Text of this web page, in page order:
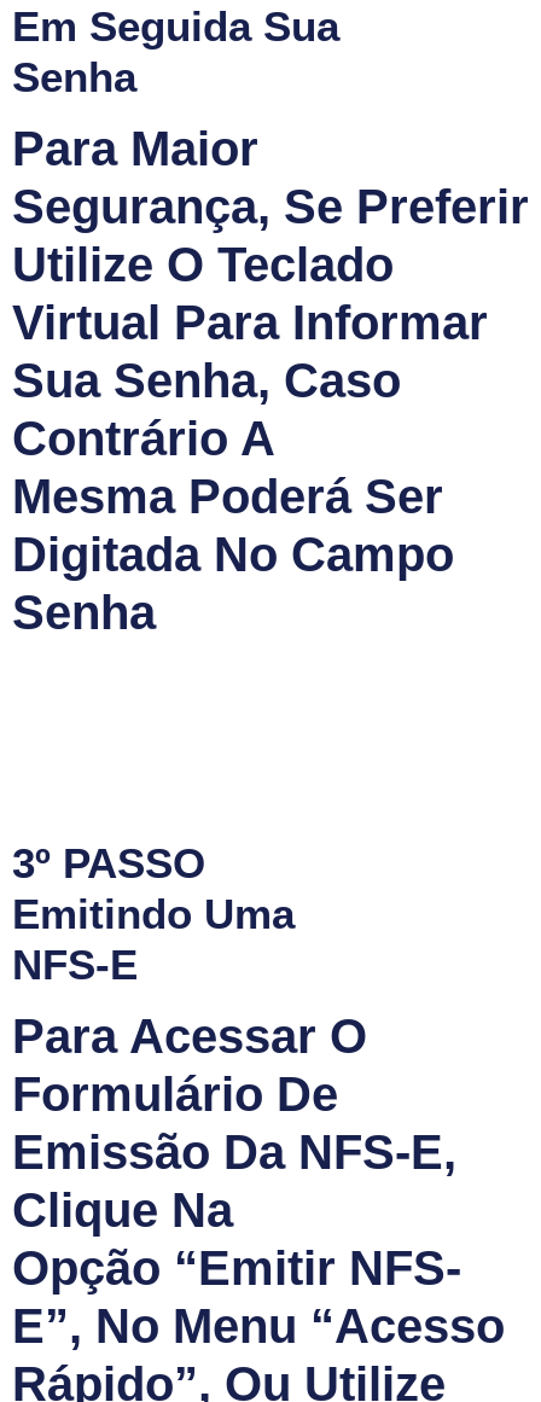
Em Seguida Sua
Senha
Para Maior
Segurança, Se Preferir
Utilize O Teclado
Virtual Para Informar
Sua Senha, Caso
Contrário A
Mesma Poderá Ser
Digitada No Campo
Senha
3º PASSO
Emitindo Uma
NFS-E
Para Acessar O
Formulário De
Emissão Da NFS-E,
Clique Na
Opção “Emitir NFS-
E”, No Menu “Acesso
Rápido”, Ou Utilize